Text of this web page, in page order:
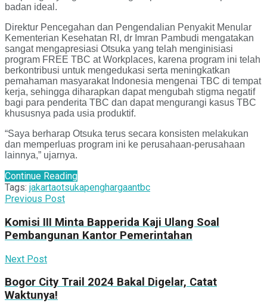
badan ideal.
Direktur Pencegahan dan Pengendalian Penyakit Menular
Kementerian Kesehatan RI, dr Imran Pambudi mengatakan
sangat mengapresiasi Otsuka yang telah menginisiasi
program FREE TBC at Workplaces, karena program ini telah
berkontribusi untuk mengedukasi serta meningkatkan
pemahaman masyarakat Indonesia mengenai TBC di tempat
kerja, sehingga diharapkan dapat mengubah stigma negatif
bagi para penderita TBC dan dapat mengurangi kasus TBC
khususnya pada usia produktif.
“Saya berharap Otsuka terus secara konsisten melakukan
dan memperluas program ini ke perusahaan-perusahaan
lainnya,” ujarnya.
Continue Reading
Tags: jakartaotsukapenghargaantbc
Previous Post
Komisi III Minta Bapperida Kaji Ulang Soal
Pembangunan Kantor Pemerintahan
Next Post
Bogor City Trail 2024 Bakal Digelar, Catat
Waktunya!